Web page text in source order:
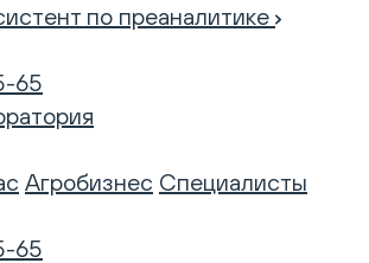
по преаналитике
65
Агробизнес Специалисты
65